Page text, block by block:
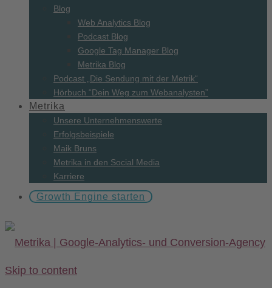
Blog
Web Analytics Blog
Podcast Blog
Google Tag Manager Blog
Metrika Blog
Podcast „Die Sendung mit der Metrik“
Hörbuch “Dein Weg zum Webanalysten”
Metrika
Unsere Unternehmenswerte
Erfolgsbeispiele
Maik Bruns
Metrika in den Social Media
Karriere
Growth Engine starten
Skip to content